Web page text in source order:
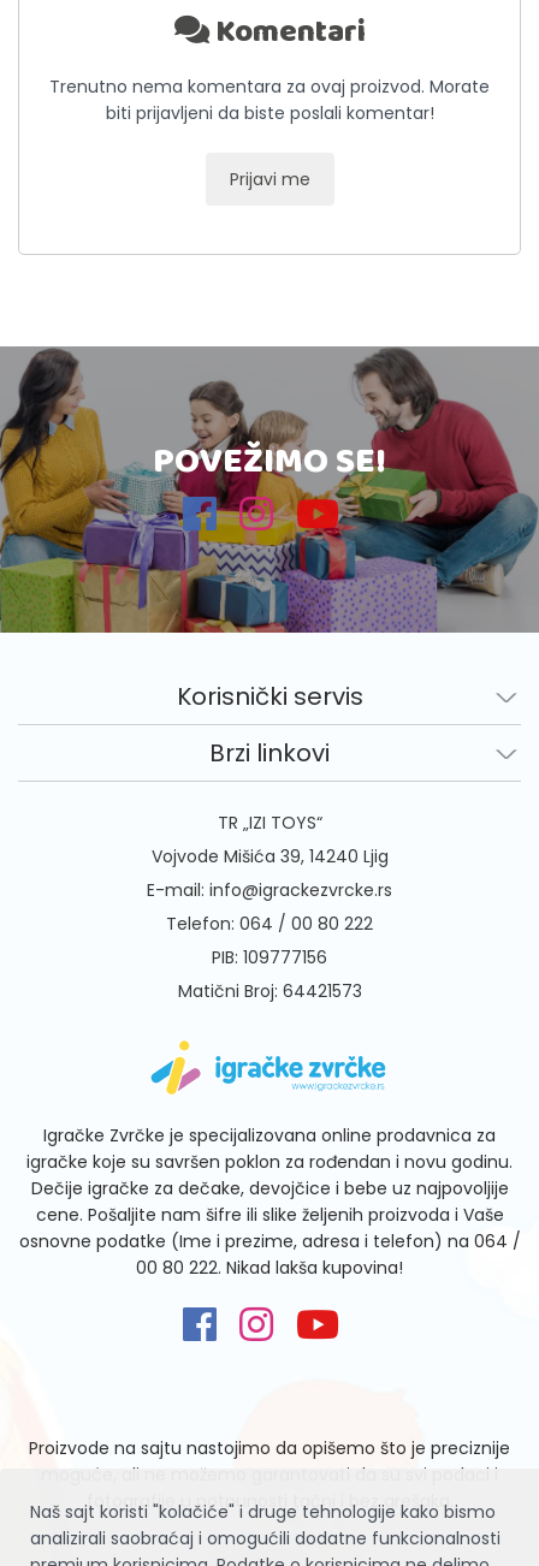
Naš sajt koristi "kolačiće" i druge tehnologije kako bismo
analizirali saobraćaj i omogućili dodatne funkcionalnosti
Komentari
Trenutno nema komentara za ovaj proizvod. Morate
biti prijavljeni da biste poslali komentar!
Prijavi me
POVEŽIMO SE!
Korisnički servis
Brzi linkovi
TR „IZI TOYS“
Vojvode Mišića 39, 14240 Ljig
E-mail: info@igrackezvrcke.rs
Telefon: 064 / 00 80 222
PIB: 109777156
Matični Broj: 64421573
Igračke Zvrčke je specijalizovana online prodavnica za
igračke koje su savršen poklon za rođendan i novu godinu.
Dečije igračke za dečake, devojčice i bebe uz najpovoljije
cene. Pošaljite nam šifre ili slike željenih proizvoda i Vaše
osnovne podatke (Ime i prezime, adresa i telefon) na 064 /
00 80 222. Nikad lakša kupovina!
Proizvode na sajtu nastojimo da opišemo što je preciznije
moguće, ali ne možemo garantovati da su svi podaci i
fotografije u potpunosti tačni i bez grešaka.